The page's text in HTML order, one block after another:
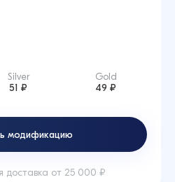
Silver
51 ₽
Gold
49 ₽
модификацию
доставка от 25 000 ₽